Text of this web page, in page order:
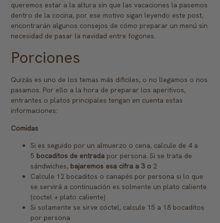
queremos estar a la altura sin que las vacaciones la pasemos
dentro de la cocina, por ese motivo sigan leyendo este post,
encontrarán algunos consejos de cómo preparar un menú sin
necesidad de pasar la navidad entre fogones.
Porciones
Quizás es uno de los temas más dificiles, o no llegamos o nos
pasamos. Por ello a la hora de preparar los aperitivos,
entrantes o platos principales tengan en cuenta estas
informaciones:
Comidas
Si es seguido por un almuerzo o cena, calcule de 4 a
5 bocaditos de entrada por persona. Si se trata de
sándwiches, bajaremos esa cifra a 3 o 2
Calcule 12 bocaditos o canapés por persona si lo que
se servirá a continuación es solmente un plato caliente
(coctel + plato caliente)
Si solamente se sirve cóctel, calcule 15 a 18 bocaditos
por persona